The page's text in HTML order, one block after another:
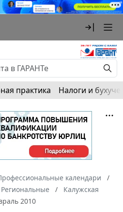
практика Налоги и
календари
Региональные
Калужская
2010